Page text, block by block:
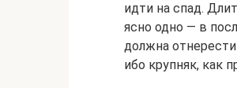
идти на спад.
ясно одно — в
должна
ибо крупняк, как